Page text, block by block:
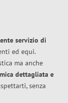
servizio di
ed equi.
ma anche
dettagliata e
senza